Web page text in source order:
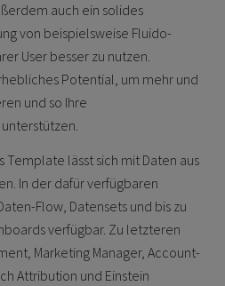
auch ein solides
von beispielsweise Fluido-
User besser zu nutzen.
Potential, um mehr und
und so Ihre
Template lässt sich mit Daten aus
In der dafür verfügbaren
Flow, Datensets und bis zu
verfügbar. Zu letzteren
Marketing Manager, Account-
Attribution und Einstein